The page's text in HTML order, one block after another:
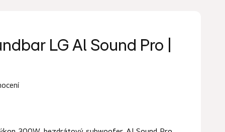
LG Al Sound Pro |